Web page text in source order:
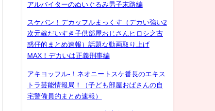
アルバイターのぬいぐるみ男子末路編
スケバン！デカッフルまっくす（デカい強い2
次元嫁だいすき子供部屋おじさんヒロシ之古
惑仔的まとめ速報）話題な動画取り上げ
MAX！デカいは正義刑事編
アキヨッフル-！ネオニートスケ番長のエキス
トラ芸能情報局！（子ども部屋おばさんの自
宅警備員的まとめ速報）